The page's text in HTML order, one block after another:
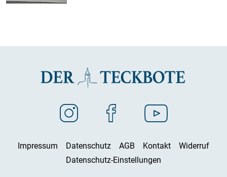
Impressum Datenschutz AGB Kontakt
Widerruf
Datenschutz-Einstellungen